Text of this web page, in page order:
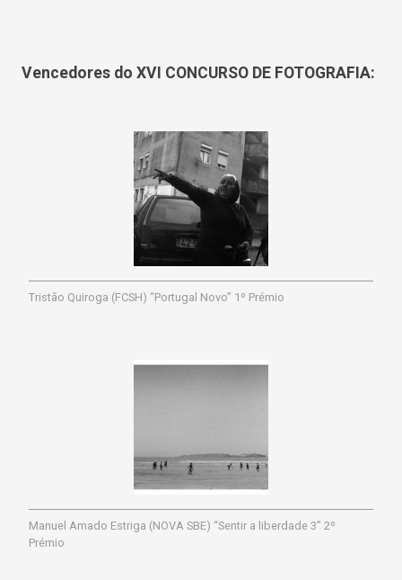
Vencedores do XVI CONCURSO DE FOTOGRAFIA:
Tristão Quiroga (FCSH) “Portugal Novo” 1º Prémio
Manuel Amado Estriga (NOVA SBE) “Sentir a liberdade 3” 2º
Prémio